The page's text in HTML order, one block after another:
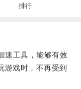
排行
工具，能够有效
游戏时，不再受到